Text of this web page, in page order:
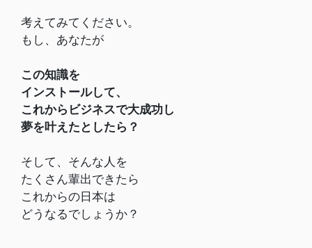
考えてみてください。
もし、あなたが
この知識を
インストールして、
これからビジネスで大成功し
夢を叶えたとしたら？
そして、そんな人を
たくさん輩出できたら
これからの日本は
どうなるでしょうか？